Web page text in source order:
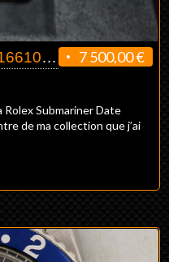
7 500,00 €
Rolex Submariner Date 116610LV Hulk 2020
Submariner Date
de ma collection que j’ai